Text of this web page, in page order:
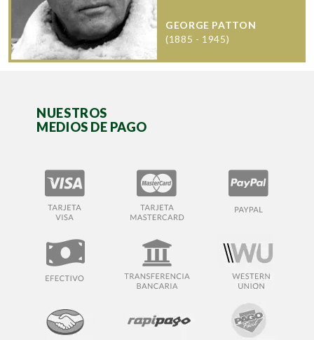
GEORGE PATTON
(1885 - 1945)
NUESTROS
MEDIOS DE PAGO